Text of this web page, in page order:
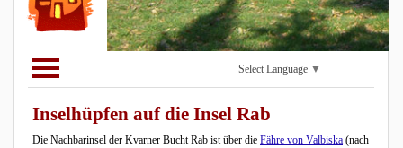
Select Language ▼
Inselhüpfen auf die Insel Rab
Die Nachbarinsel der Kvarner Bucht Rab ist über die Fähre von Valbiska (nach